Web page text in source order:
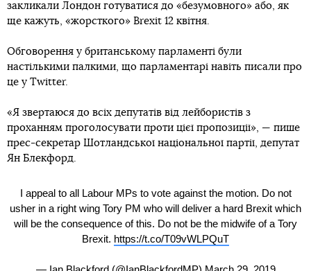
закликали Лондон готуватися до «безумовного» або, як
ще кажуть, «жорсткого» Brexit 12 квітня.
Обговорення у британському парламенті були
настількими палкими, що парламентарі навіть писали про
це у Twitter.
«Я звертаюся до всіх депутатів від лейбористів з
проханням проголосувати проти цієї пропозиції», — пише
прес-секретар Шотландської національної партії, депутат
Ян Блекфорд.
I appeal to all Labour MPs to vote against the motion. Do not
usher in a right wing Tory PM who will deliver a hard Brexit which
will be the consequence of this. Do not be the midwife of a Tory
Brexit. https://t.co/T09vWLPQuT